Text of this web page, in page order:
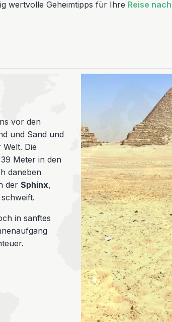
wertvolle Geheimtipps für Ihre Reise nach
vor den
und Sand und
Die
Meter in den
daneben
der Sphinx,
in sanftes